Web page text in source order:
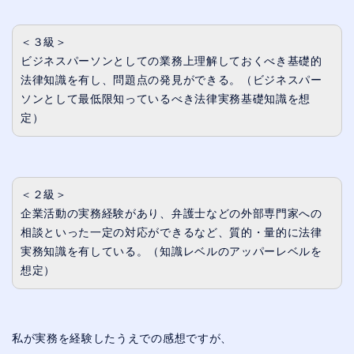
＜３級＞
ビジネスパーソンとしての業務上理解しておくべき基礎的
法律知識を有し、問題点の発見ができる。（ビジネスパー
ソンとして最低限知っているべき法律実務基礎知識を想
定）
＜２級＞
企業活動の実務経験があり、弁護士などの外部専門家への
相談といった一定の対応ができるなど、質的・量的に法律
実務知識を有している。（知識レベルのアッパーレベルを
想定）
私が実務を経験したうえでの感想ですが、